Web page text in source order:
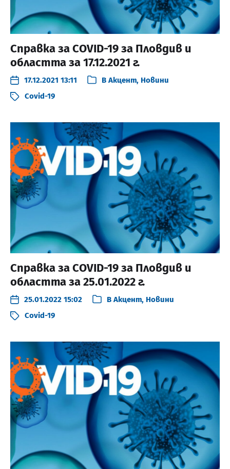
Справка за COVID-19 за Пловдив и
областта за 17.12.2021 г.
17.12.2021 13:11 В Акцент, Новини
Covid-19
Справка за COVID-19 за Пловдив и
областта за 25.01.2022 г.
25.01.2022 15:02 В Акцент, Новини
Covid-19